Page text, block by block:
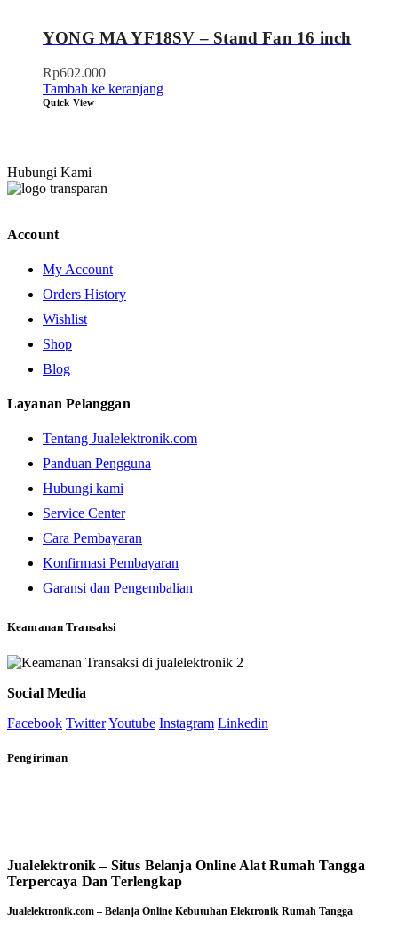
YONG MA YF18SV – Stand Fan 16 inch
Rp602.000
Tambah ke keranjang
Quick View
Hubungi Kami
Account
My Account
Orders History
Wishlist
Shop
Blog
Layanan Pelanggan
Tentang Jualelektronik.com
Panduan Pengguna
Hubungi kami
Service Center
Cara Pembayaran
Konfirmasi Pembayaran
Garansi dan Pengembalian
Keamanan Transaksi
Social Media
Facebook TwitterYoutube Instagram Linkedin
Pengiriman
Jualelektronik – Situs Belanja Online Alat Rumah Tangga
Terpercaya Dan Terlengkap
Jualelektronik.com – Belanja Online Kebutuhan Elektronik Rumah Tangga